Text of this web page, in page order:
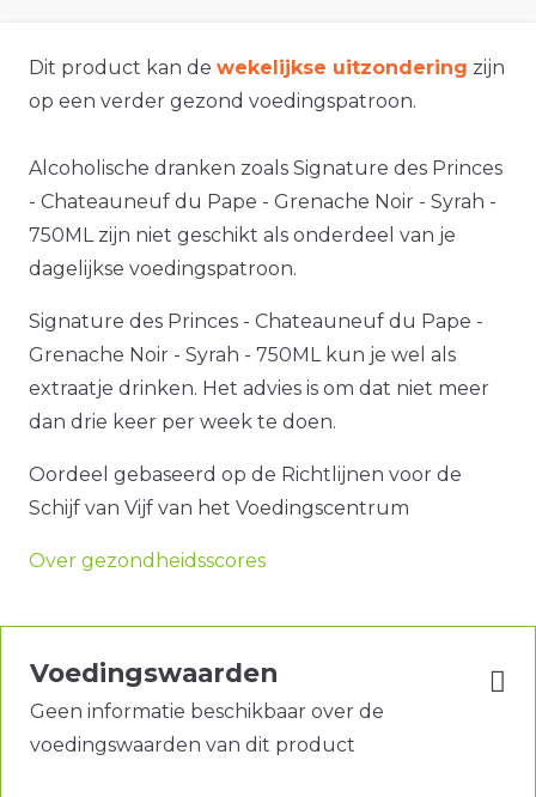
Dit product kan de wekelijkse uitzondering zijn
op een verder gezond voedingspatroon.
Alcoholische dranken zoals Signature des Princes
- Chateauneuf du Pape - Grenache Noir - Syrah -
750ML zijn niet geschikt als onderdeel van je
dagelijkse voedingspatroon.
Signature des Princes - Chateauneuf du Pape -
Grenache Noir - Syrah - 750ML kun je wel als
extraatje drinken. Het advies is om dat niet meer
dan drie keer per week te doen.
Oordeel gebaseerd op de Richtlijnen voor de
Schijf van Vijf van het Voedingscentrum
Over gezondheidsscores
Voedingswaarden
Geen informatie beschikbaar over de
voedingswaarden van dit product